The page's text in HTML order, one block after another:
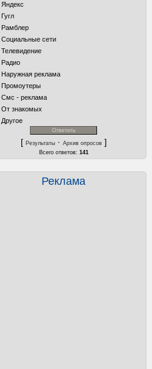
Яндекс
Гугл
Рамблер
Социальные сети
Телевидение
Радио
Наружная реклама
Промоутеры
Смс - реклама
От знакомых
Другое
[ Результаты· Архив опросов]
Всего ответов: 141
Реклама